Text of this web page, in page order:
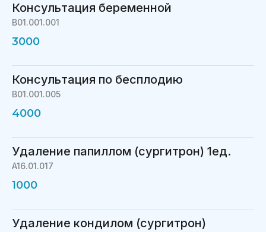
Консультация беременной
В01.001.001
3000
Консультация по бесплодию
В01.001.005
4000
Удаление папиллом (сургитрон) 1ед.
A16.01.017
1000
Удаление кондилом (сургитрон)